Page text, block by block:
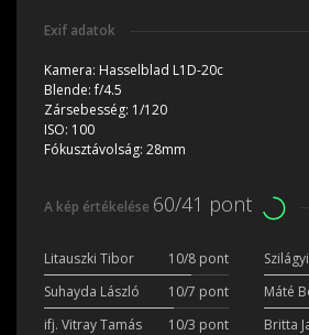
Exif adatok
Kamera: Hasselblad L1D-20c
Blende:f/4.5
Zársebesség: 1/120
ISO: 100
Fókusztávolság: 28mm
A kép értékelése 60/41 pont
Litauszki Tibor 10/8 pont
Suhayda László
10/7 pont Máté
ifj. Vitray Tamás
10/3 pont Britta